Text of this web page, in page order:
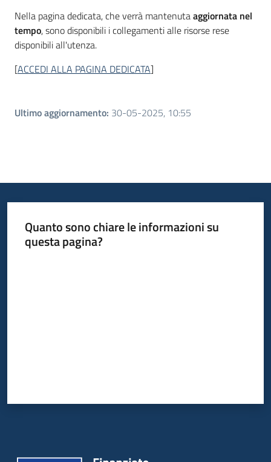
Nella pagina dedicata, che verrà mantenutaaggiornata nel
tempo, sono disponibili i collegamenti alle risorse rese
disponibili all'utenza.
[ACCEDI ALLA PAGINA DEDICATA]
Ultimo aggiornamento: 30-05-2025, 10:55
Quanto sono chiare le informazioni su
questa pagina?